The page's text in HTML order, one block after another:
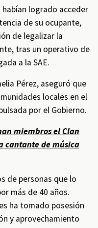
logrado acceder
de su ocupante,
de legalizar la
tras un operativo de
a la SAE.
Pérez, aseguró que
locales en el
por el Gobierno.
miembros el Clan
cantante de música
de personas que lo
más de 40 años.
ha tomado posesión
y aprovechamiento